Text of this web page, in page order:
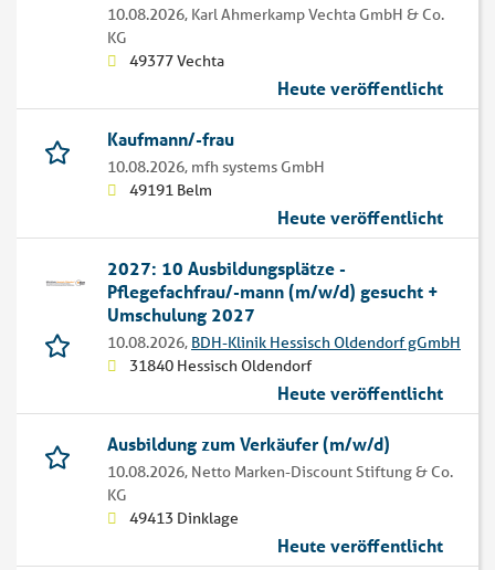
10.08.2026, Karl Ahmerkamp Vechta GmbH & Co.
KG
49377 Vechta
Heute veröffentlicht
Kaufmann/-frau
10.08.2026, mfh systems GmbH
49191 Belm
Heute veröffentlicht
2027: 10 Ausbildungsplätze -
Pflegefachfrau/-mann (m/w/d) gesucht +
Umschulung 2027
10.08.2026, BDH-Klinik Hessisch Oldendorf gGmbH
31840 Hessisch Oldendorf
Heute veröffentlicht
Ausbildung zum Verkäufer (m/w/d)
10.08.2026, Netto Marken-Discount Stiftung & Co.
KG
49413 Dinklage
Heute veröffentlicht